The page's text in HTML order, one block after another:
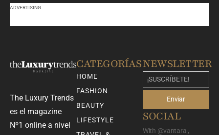
ADVERTISING
The Luxury Trends
es el magazine
Nº1 online a nivel
CATEGORÍAS
HOME
FASHION
BEAUTY
LIFESTYLE
NEWSLETTER
Enviar
SOCIAL
With @vantara ,